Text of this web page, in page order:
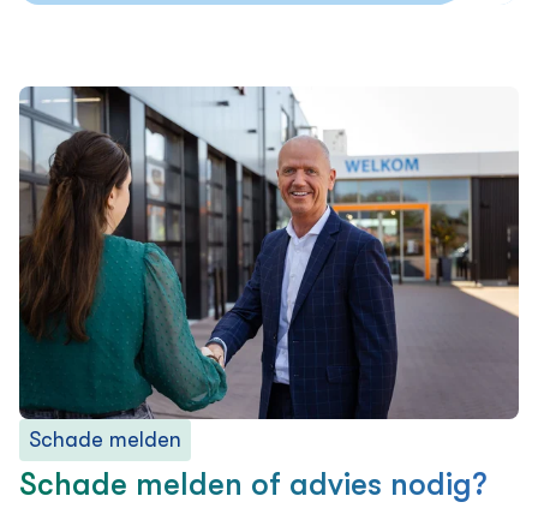
Schade melden
Schade melden of advies nodig?